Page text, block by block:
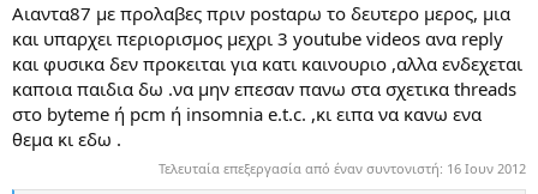
Αιαντα87 με προλαβες πριν postαρω το δευτερο μερος, μια
και υπαρχει περιορισμος μεχρι 3 youtube videos ανα reply
και φυσικα δεν προκειται για κατι καινουριο ,αλλα ενδεχεται
καποια παιδια δω .να μην επεσαν πανω στα σχετικα threads
στο byteme ή pcm ή insomnia e.t.c. ,κι ειπα να κανω ενα
θεμα κι εδω .
Τελευταία επεξεργασία από έναν συντονιστή: 16 Ιουν 2012